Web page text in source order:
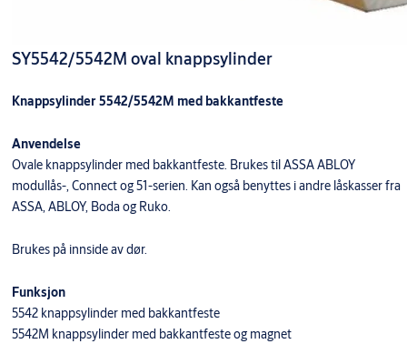
SY5542/5542M oval knappsylinder
Knappsylinder 5542/5542M med bakkantfeste
Anvendelse
Ovale knappsylinder med bakkantfeste. Brukes til ASSA ABLOY
modullås-, Connect og 51-serien. Kan også benyttes i andre låskasser fra
ASSA, ABLOY, Boda og Ruko.
Brukes på innside av dør.
Funksjon
5542 knappsylinder med bakkantfeste
5542M knappsylinder med bakkantfeste og magnet